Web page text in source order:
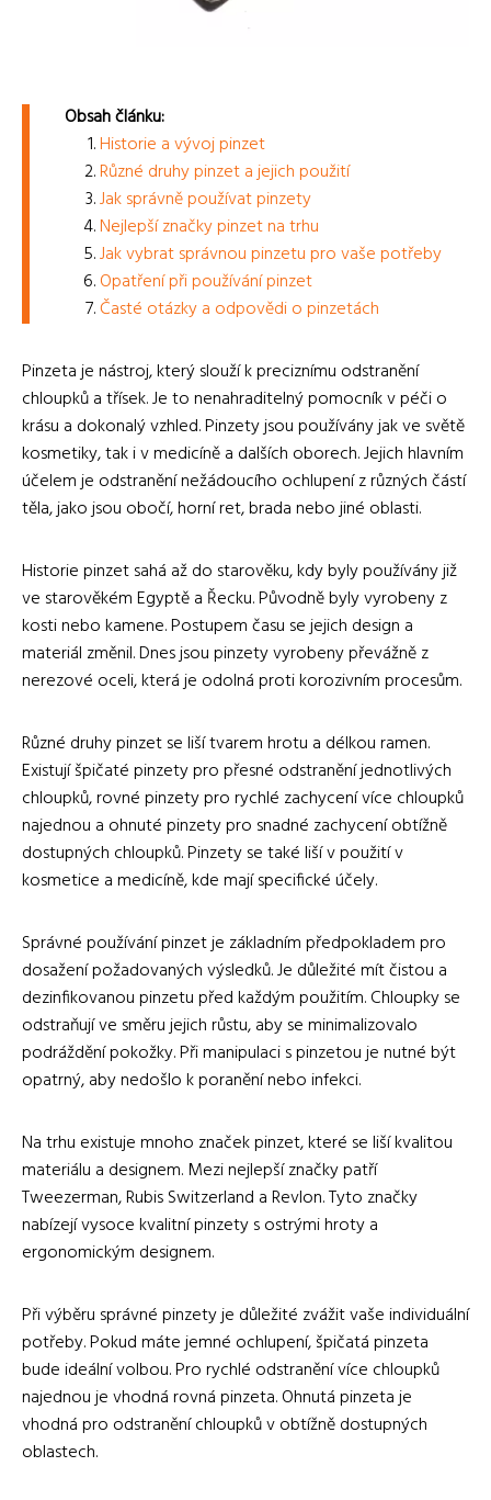
Obsah článku:
Historie a vývoj pinzet
Různé druhy pinzet a jejich použití
Jak správně používat pinzety
Nejlepší značky pinzet na trhu
Jak vybrat správnou pinzetu pro vaše potřeby
Opatření při používání pinzet
Časté otázky a odpovědi o pinzetách
Pinzeta je nástroj, který slouží k preciznímu odstranění
chloupků a třísek. Je to nenahraditelný pomocník v péči o
krásu a dokonalý vzhled. Pinzety jsou používány jak ve světě
kosmetiky, tak i v medicíně a dalších oborech. Jejich hlavním
účelem je odstranění nežádoucího ochlupení z různých částí
těla, jako jsou obočí, horní ret, brada nebo jiné oblasti.
Historie pinzet sahá až do starověku, kdy byly používány již
ve starověkém Egyptě a Řecku. Původně byly vyrobeny z
kosti nebo kamene. Postupem času se jejich design a
materiál změnil. Dnes jsou pinzety vyrobeny převážně z
nerezové oceli, která je odolná proti korozivním procesům.
Různé druhy pinzet se liší tvarem hrotu a délkou ramen.
Existují špičaté pinzety pro přesné odstranění jednotlivých
chloupků, rovné pinzety pro rychlé zachycení více chloupků
najednou a ohnuté pinzety pro snadné zachycení obtížně
dostupných chloupků. Pinzety se také liší v použití v
kosmetice a medicíně, kde mají specifické účely.
Správné používání pinzet je základním předpokladem pro
dosažení požadovaných výsledků. Je důležité mít čistou a
dezinfikovanou pinzetu před každým použitím. Chloupky se
odstraňují ve směru jejich růstu, aby se minimalizovalo
podráždění pokožky. Při manipulaci s pinzetou je nutné být
opatrný, aby nedošlo k poranění nebo infekci.
Na trhu existuje mnoho značek pinzet, které se liší kvalitou
materiálu a designem. Mezi nejlepší značky patří
Tweezerman, Rubis Switzerland a Revlon. Tyto značky
nabízejí vysoce kvalitní pinzety s ostrými hroty a
ergonomickým designem.
Při výběru správné pinzety je důležité zvážit vaše individuální
potřeby. Pokud máte jemné ochlupení, špičatá pinzeta
bude ideální volbou. Pro rychlé odstranění více chloupků
najednou je vhodná rovná pinzeta. Ohnutá pinzeta je
vhodná pro odstranění chloupků v obtížně dostupných
oblastech.